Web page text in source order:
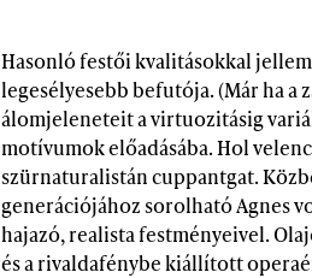
Hasonló festői kvalitásokkal
legesélyesebb befutója. (Már ha a
álomjeleneteit a virtuozitásig
motívumok előadásába. Hol
szürnaturalistán cuppantgat.
generációjához sorolható Agnes
hajazó, realista festményeivel.
és a rivaldafénybe kiállított